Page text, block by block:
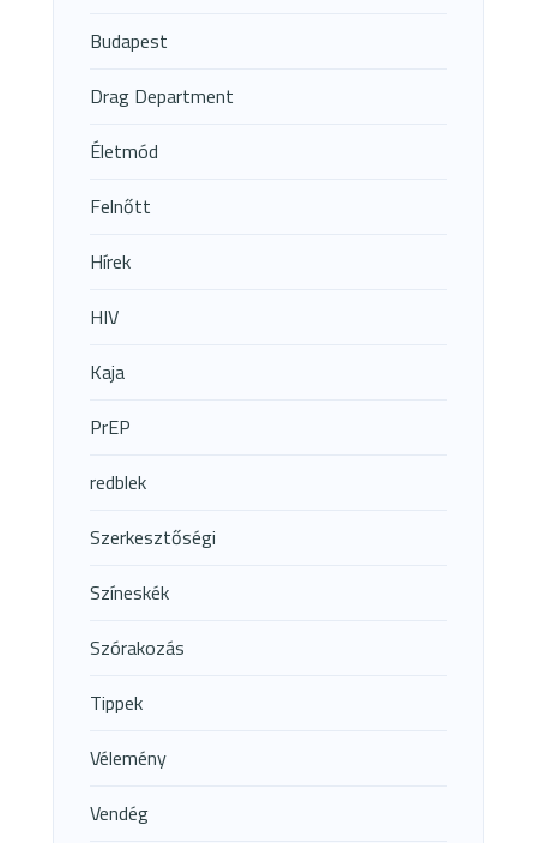
Budapest
Drag Department
Életmód
Felnőtt
Hírek
HIV
Kaja
PrEP
redblek
Szerkesztőségi
Színeskék
Szórakozás
Tippek
Vélemény
Vendég